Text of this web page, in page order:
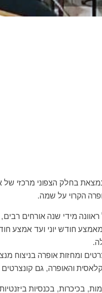
הקרוי על שמה.
מידי שנה אורחים
חודש יוני ועד אמצע
ומחזות אופרה בניצוח
והאופרה, גם